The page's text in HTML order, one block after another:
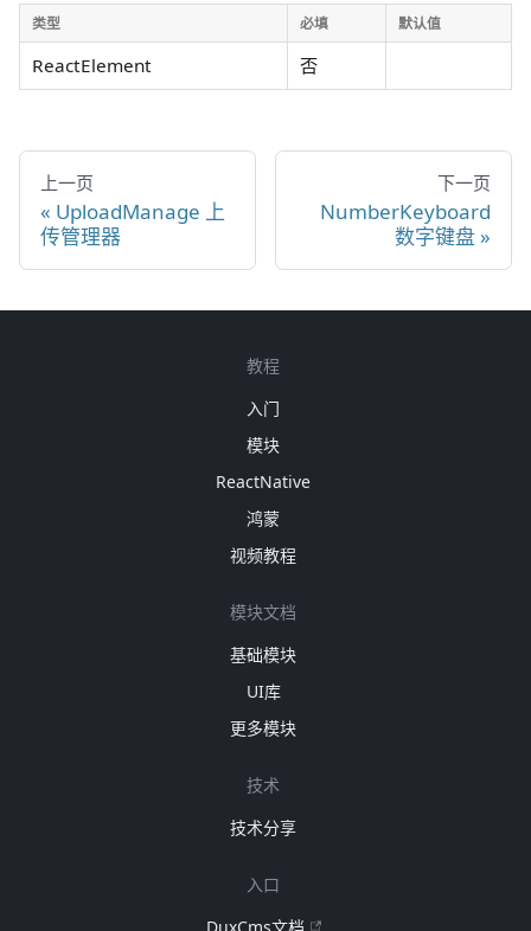
类型 必填 默认值
ReactElement 否
上一页
UploadManage 上
传管理器
下一页
NumberKeyboard
数字键盘
教程
入门
模块
ReactNative
鸿蒙
视频教程
模块文档
基础模块
UI库
更多模块
技术
技术分享
入口